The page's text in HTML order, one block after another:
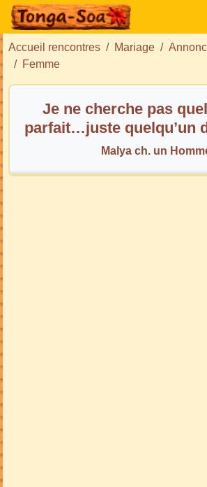
Accueil rencontres Mariage
Femme
Je ne cherche pas
parfait…juste quelqu’un
Malya ch. un